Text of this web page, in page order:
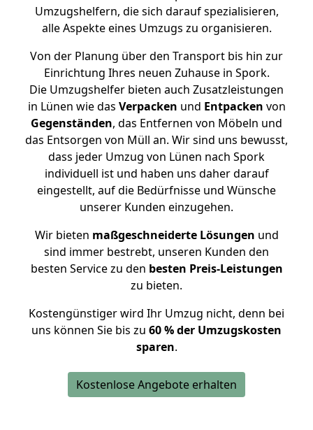
Umzugshelfern, die sich darauf spezialisieren,
alle Aspekte eines Umzugs zu organisieren.
Von der Planung über den Transport bis hin zur
Einrichtung Ihres neuen Zuhause in Spork.
Die Umzugshelfer bieten auch Zusatzleistungen
in Lünen wie das Verpacken und Entpacken von
Gegenständen, das Entfernen von Möbeln und
das Entsorgen von Müll an. Wir sind uns bewusst,
dass jeder Umzug von Lünen nach Spork
individuell ist und haben uns daher darauf
eingestellt, auf die Bedürfnisse und Wünsche
unserer Kunden einzugehen.
Wir bieten maßgeschneiderte Lösungen und
sind immer bestrebt, unseren Kunden den
besten Service zu den besten Preis-Leistungen
zu bieten.
Kostengünstiger wird Ihr Umzug nicht, denn bei
uns können Sie bis zu 60 % der Umzugskosten
sparen.
Kostenlose Angebote erhalten